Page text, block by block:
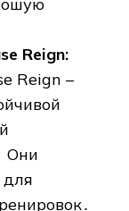
Reign:
Reign –
Они